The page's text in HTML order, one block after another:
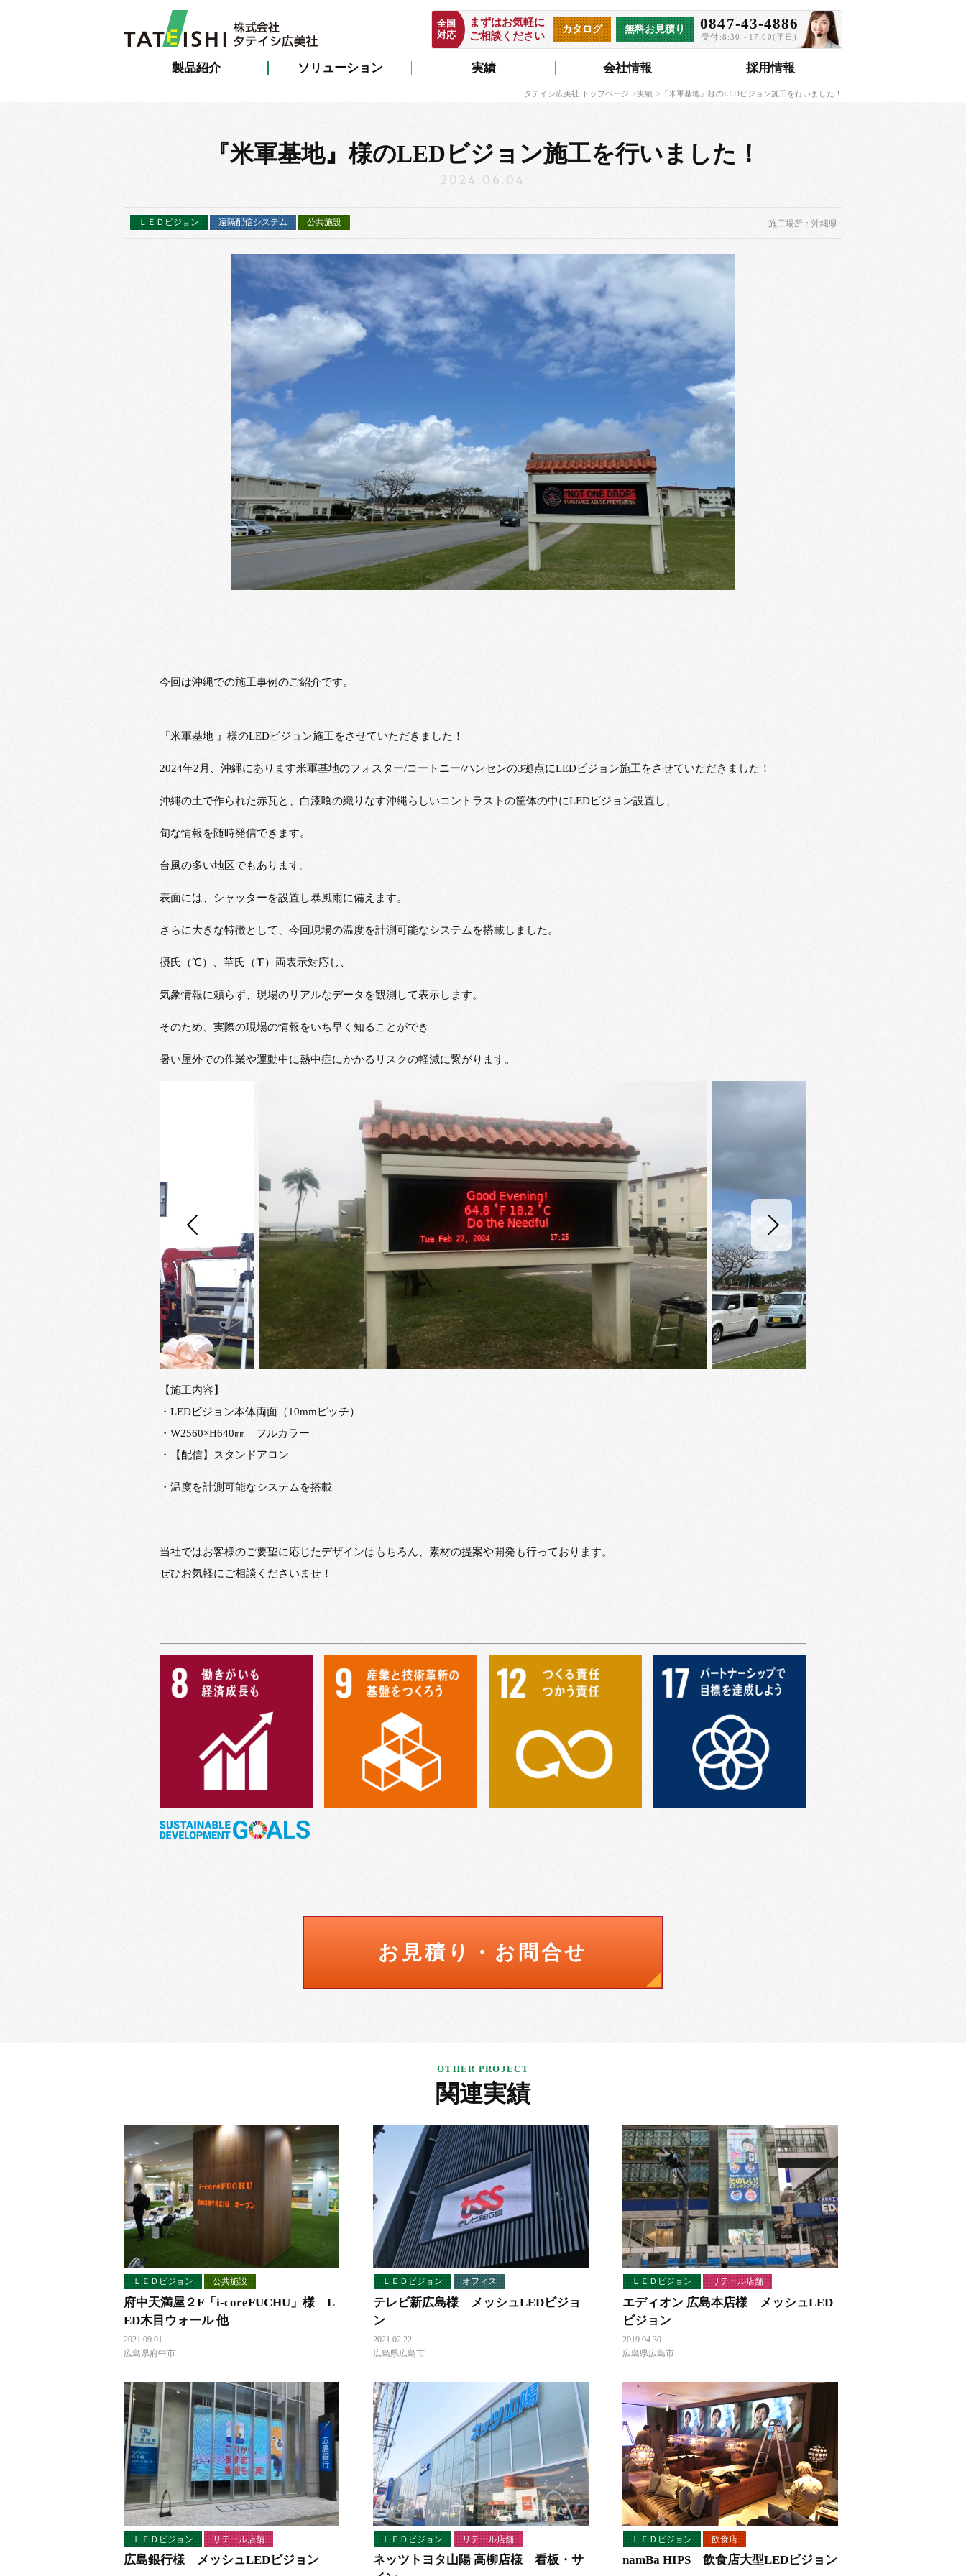
製品紹介 ソリューション 実績 会社情報 採用情報
0847-43-4886
受付:8:30～17:00(平日)
無料お見積り
カタログ
まずはお気軽に
ご相談ください
全国
対応
タテイシ広美社 トップページ 実績 『米軍基地』様のLEDビジョン施工を行いました！
『米軍基地』様のLEDビジョン施工を行いました！
2024.06.04
ＬＥＤビジョン 遠隔配信システム 公共施設 施工場所：沖縄県
今回は沖縄での施工事例のご紹介です。
『米軍基地 』様のLEDビジョン施工をさせていただきました！
2024年2月、沖縄にあります米軍基地のフォスター/コートニー/ハンセンの3拠点にLEDビジョン施工をさせていただきました！
沖縄の土で作られた赤瓦と、白漆喰の織りなす沖縄らしいコントラストの筐体の中にLEDビジョン設置し、
旬な情報を随時発信できます。
台風の多い地区でもあります。
表面には、シャッターを設置し暴風雨に備えます。
さらに大きな特徴として、今回現場の温度を計測可能なシステムを搭載しました。
摂氏（℃）、華氏（℉）両表示対応し、
気象情報に頼らず、現場のリアルなデータを観測して表示します。
そのため、実際の現場の情報をいち早く知ることができ
暑い屋外での作業や運動中に熱中症にかかるリスクの軽減に繋がります。
【施工内容】
・LEDビジョン本体両面（10mmピッチ）
・W2560×H640㎜ フルカラー
・【配信】スタンドアロン
・温度を計測可能なシステムを搭載
当社ではお客様のご要望に応じたデザインはもちろん、素材の提案や開発も行っております。
ぜひお気軽にご相談くださいませ！
お見積り・お問合せ
関連実績
ＬＥＤビジョン 公共施設
府中天満屋２F「i-coreFUCHU」様 L
ED木目ウォール 他
2021.09.01
広島県府中市
ＬＥＤビジョン オフィス
テレビ新広島様 メッシュLEDビジョ
ン
2021.02.22
広島県広島市
ＬＥＤビジョン リテール店舗
エディオン 広島本店様 メッシュLED
ビジョン
2019.04.30
広島県広島市
ＬＥＤビジョン リテール店舗
広島銀行様 メッシュLEDビジョン
ＬＥＤビジョン リテール店舗
ネッツトヨタ山陽 高柳店様 看板・サ
ＬＥＤビジョン 飲食店
namBa HIPS 飲食店大型LEDビジョン